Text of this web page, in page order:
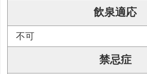
飲泉適応
不可
禁忌症